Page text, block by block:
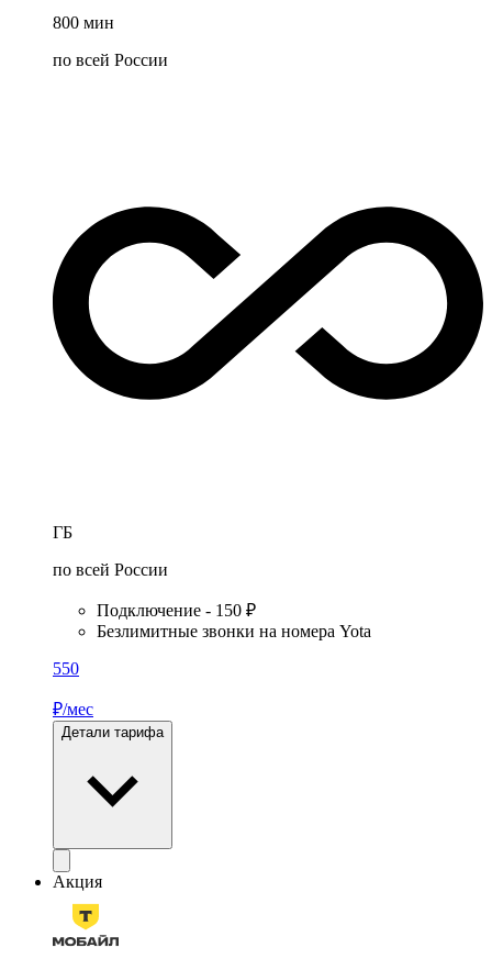
800 мин
по всей России
ГБ
по всей России
Подключение - 150 ₽
Безлимитные звонки на номера Yota
550
₽/мес
Детали тарифа
Акция